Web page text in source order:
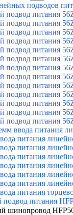
подводов
подвод питания
подвод питания
подвод питания
подвод питания
подвод питания
подвод питания
подвод питания
подвод питания
подвод питания
подвод питания
подвод питания
подвод питания
подвод питания
ввода питания
питания
питания
питания
питания
питания
питания
питания
подвод питания
шинопровод